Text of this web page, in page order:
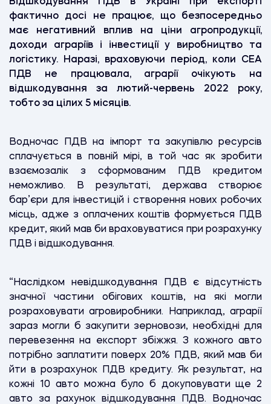
фактично досі не працює, що безпосередньо
має негативний вплив на ціни агропродукції,
доходи аграріїв і інвестиції у виробництво та
логістику. Наразі, враховуючи період, коли СЕА
ПДВ не працювала, аграрії очікують на
відшкодування за лютий-червень 2022 року,
тобто за цілих 5 місяців.
Водночас ПДВ на імпорт та закупівлю ресурсів
сплачується в повній мірі, в той час як зробити
взаємозалік з сформованим ПДВ кредитом
неможливо. В результаті, держава створює
бар’єри для інвестицій і створення нових робочих
місць, адже з оплачених коштів формується ПДВ
кредит, який мав би враховуватися при розрахунку
ПДВ і відшкодування.
“Наслідком невідшкодування ПДВ є відсутність
значної частини обігових коштів, на які могли
розраховувати агровиробники. Наприклад, аграрії
зараз могли б закупити зерновози, необхідні для
перевезення на експорт збіжжя. З кожного авто
потрібно заплатити поверх 20% ПДВ, який мав би
йти в розрахунок ПДВ кредиту. Як результат, на
кожні 10 авто можна було б докуповувати ще 2
авто за рахунок відшкодування ПДВ. Водночас